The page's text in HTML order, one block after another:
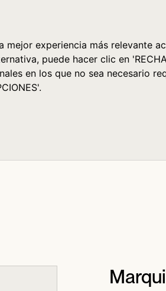
experiencia más relevante
puede hacer clic en
en los que no sea necesario